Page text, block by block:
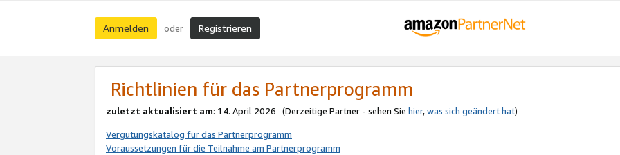
Anmelden oder Registrieren
Richtlinien für das Partnerprogramm
zuletzt aktualisiert am: 14. April 2026 (Derzeitige Partner - sehen Sie hier,was sich geändert hat)
Vergütungskatalog für das Partnerprogramm
Voraussetzungen für die Teilnahme am Partnerprogramm